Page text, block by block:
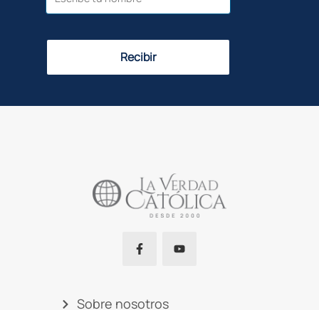
Recibir
Sobre nosotros